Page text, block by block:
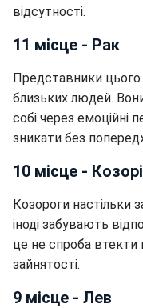
відсутності.
11 місце - Рак
Представники
близьких людей.
собі через емоційні
зникати без
10 місце -
Козороги настільки
іноді забувають
це не спроба втекти
зайнятості.
9 місце - Лев